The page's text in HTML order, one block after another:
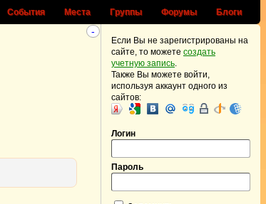
События Места Группы Форумы Блоги
-
Если Вы не зарегистрированы на
сайте, то можете создать
учетную запись.
Также Вы можете войти,
используя аккаунт одного из
сайтов:
Логин
Пароль